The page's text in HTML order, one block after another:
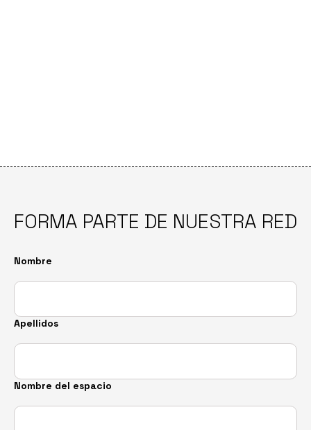
FORMA PARTE DE NUESTRA RED
Nombre
Por favor, deja este campo vacío.
Apellidos
Nombre del espacio
Por favor, deja este campo vacío.